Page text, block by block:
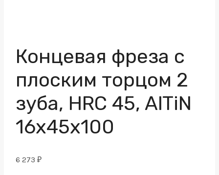
Концевая фреза с
плоским торцом 2
зуба, HRC 45, AlTiN
16х45х100
6 273 ₽